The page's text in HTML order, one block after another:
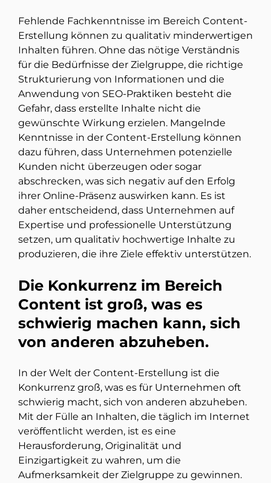
Fehlende Fachkenntnisse im Bereich Content-
Erstellung können zu qualitativ minderwertigen
Inhalten führen. Ohne das nötige Verständnis
für die Bedürfnisse der Zielgruppe, die richtige
Strukturierung von Informationen und die
Anwendung von SEO-Praktiken besteht die
Gefahr, dass erstellte Inhalte nicht die
gewünschte Wirkung erzielen. Mangelnde
Kenntnisse in der Content-Erstellung können
dazu führen, dass Unternehmen potenzielle
Kunden nicht überzeugen oder sogar
abschrecken, was sich negativ auf den Erfolg
ihrer Online-Präsenz auswirken kann. Es ist
daher entscheidend, dass Unternehmen auf
Expertise und professionelle Unterstützung
setzen, um qualitativ hochwertige Inhalte zu
produzieren, die ihre Ziele effektiv unterstützen.
Die Konkurrenz im Bereich
Content ist groß, was es
schwierig machen kann, sich
von anderen abzuheben.
In der Welt der Content-Erstellung ist die
Konkurrenz groß, was es für Unternehmen oft
schwierig macht, sich von anderen abzuheben.
Mit der Fülle an Inhalten, die täglich im Internet
veröffentlicht werden, ist es eine
Herausforderung, Originalität und
Einzigartigkeit zu wahren, um die
Aufmerksamkeit der Zielgruppe zu gewinnen.